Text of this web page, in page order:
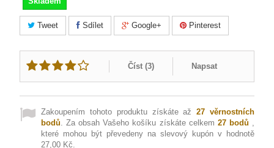
Tweet Sdílet Google+ Pinterest
Číst (3) Napsat
Zakoupením tohoto produktu získáte až27 věrnostních
bodů. Za obsah Vašeho košíku získáte celkem 27bodů ,
které mohou být převedeny na slevový kupón v hodnotě
27,00 Kč.